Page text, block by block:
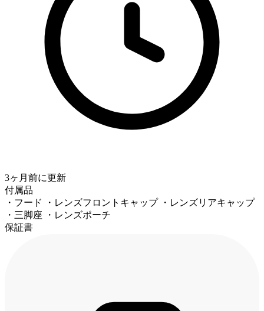
3ヶ月前に更新
付属品
・フード ・レンズフロントキャップ ・レンズリアキャップ
・三脚座 ・レンズポーチ
保証書